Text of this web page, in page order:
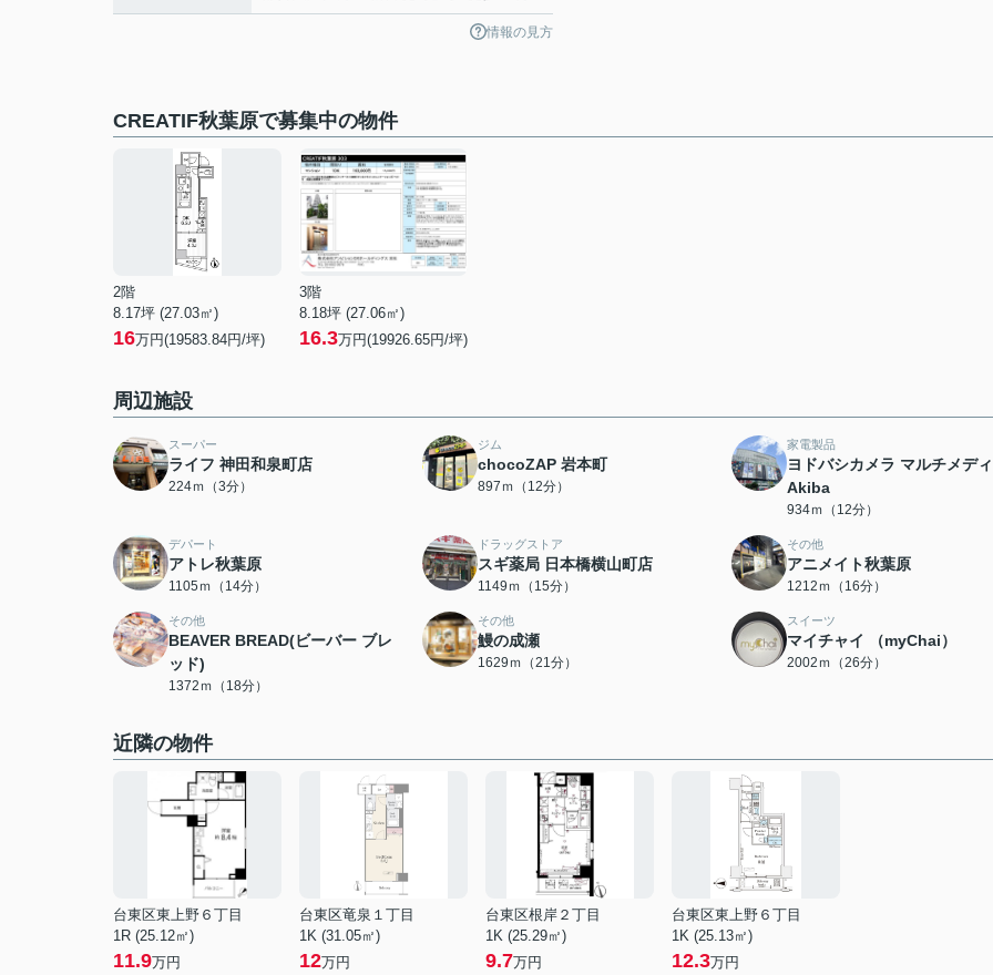
情報の見方
CREATIF秋葉原で募集中の物件
2階
8.17坪 (27.03㎡)
16万円(19583.84円/坪)
3階
8.18坪 (27.06㎡)
16.3万円(19926.65円/坪)
周辺施設
スーパー
ライフ 神田和泉町店
224ｍ（3分）
ジム
chocoZAP 岩本町
897ｍ（12分）
家電製品
ヨドバシカメラ マルチメデ
Akiba
934ｍ（12分）
デパート
アトレ秋葉原
1105ｍ（14分）
ドラッグストア
スギ薬局 日本橋横山町店
1149ｍ（15分）
その他
アニメイト秋葉原
1212ｍ（16分）
その他
BEAVER BREAD(ビーバー ブレ
ッド)
1372ｍ（18分）
その他
鰻の成瀬
1629ｍ（21分）
スイーツ
マイチャイ （myChai）
2002ｍ（26分）
近隣の物件
台東区東上野６丁目
1R (25.12㎡)
11.9万円
台東区竜泉１丁目
1K (31.05㎡)
12万円
台東区根岸２丁目
1K (25.29㎡)
9.7万円
台東区東上野６丁目
1K (25.13㎡)
12.3万円